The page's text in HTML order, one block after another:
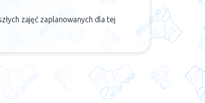
zajęć zaplanowanych dla tej